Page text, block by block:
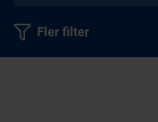
Fler filter